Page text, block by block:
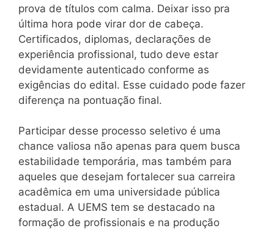
prova de títulos com calma. Deixar isso pra
última hora pode virar dor de cabeça.
Certificados, diplomas, declarações de
experiência profissional, tudo deve estar
devidamente autenticado conforme as
exigências do edital. Esse cuidado pode fazer
diferença na pontuação final.
Participar desse processo seletivo é uma
chance valiosa não apenas para quem busca
estabilidade temporária, mas também para
aqueles que desejam fortalecer sua carreira
acadêmica em uma universidade pública
estadual. A UEMS tem se destacado na
formação de profissionais e na produção